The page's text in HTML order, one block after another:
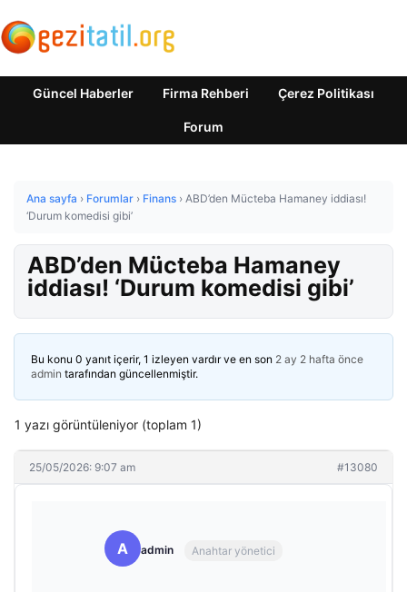
Güncel Haberler Firma Rehberi Çerez Politikası
Forum
Ana sayfa › Forumlar › Finans › ABD’den Mücteba Hamaney iddiası!
‘Durum komedisi gibi’
ABD’den Mücteba Hamaney
iddiası! ‘Durum komedisi gibi’
Bu konu 0 yanıt içerir, 1 izleyen vardır ve en son 2 ay 2 hafta önce
admin tarafından güncellenmiştir.
1 yazı görüntüleniyor (toplam 1)
25/05/2026: 9:07 am #13080
A admin Anahtar yönetici